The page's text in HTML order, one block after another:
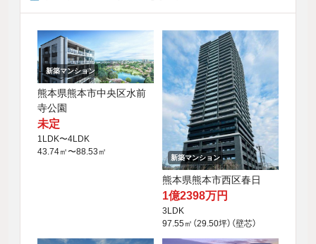
新築マンション
熊本県熊本市中央区水前
寺公園
未定
1LDK〜4LDK
43.74㎡〜88.53㎡
新築マンション
熊本県熊本市西区春日
1億2398万円
3LDK
97.55㎡（29.50坪）（壁芯）